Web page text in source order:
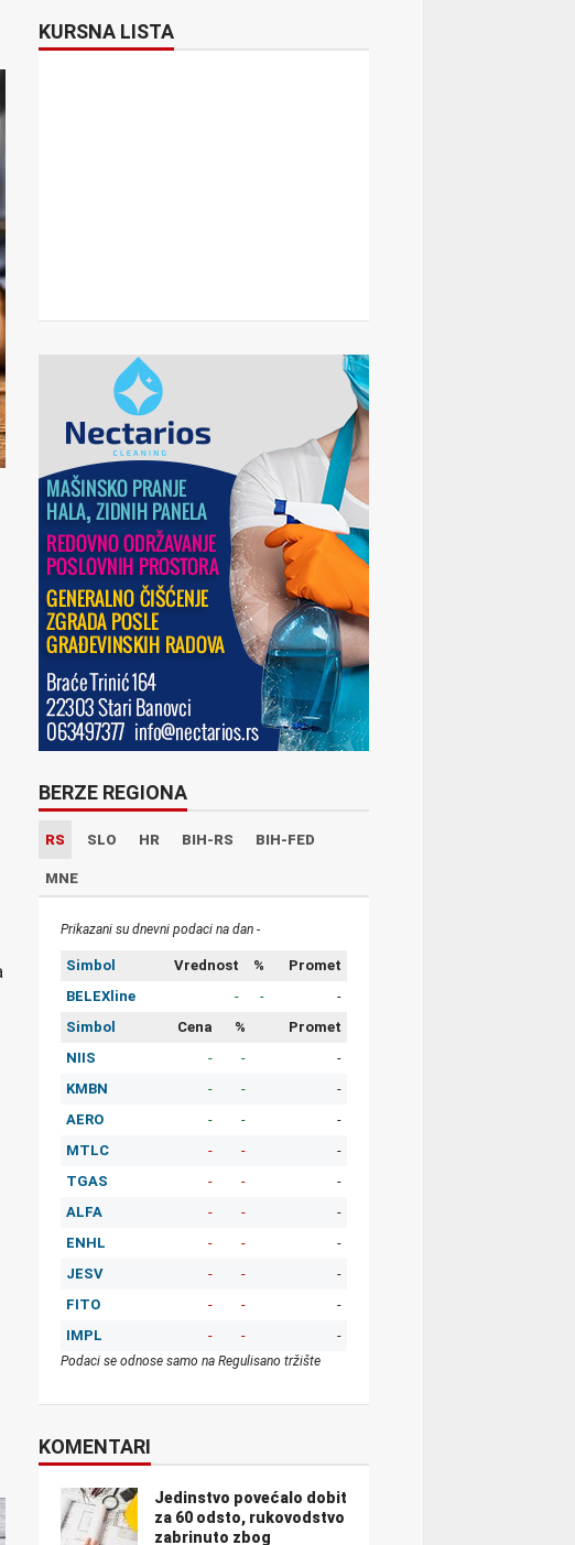
KURSNA LISTA
BERZE REGIONA
RS SLO HR BIH-RS BIH-FED
MNE
Prikazani su dnevni podaci na dan -
Simbol Vrednost %
Promet
BELEXline
- -
-
Simbol
Cena %
Promet
NIIS
- -
-
KMBN
- -
-
AERO
- -
-
MTLC
- -
-
TGAS
- -
-
ALFA
- -
-
ENHL
- -
-
JESV
- -
-
FITO
- -
-
IMPL
- - -
Podaci se odnose samo na Regulisano tržište
KOMENTARI
Jedinstvo povećalo dobit
za 60 odsto, rukovodstvo
zabrinuto zbog